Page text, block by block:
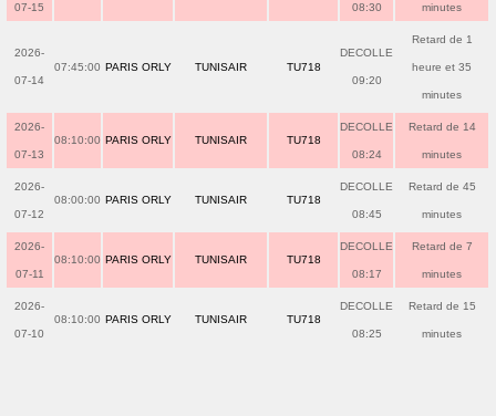
07-15 08:30 minutes
2026-
07-14
07:45:00 PARIS ORLY TUNISAIR TU718
DECOLLE
09:20
Retard de 1
heure et 35
minutes
2026-
07-13
08:10:00 PARIS ORLY TUNISAIR TU718
DECOLLE
08:24
Retard de 14
minutes
2026-
07-12
08:00:00 PARIS ORLY TUNISAIR TU718
DECOLLE
08:45
Retard de 45
minutes
2026-
07-11
08:10:00 PARIS ORLY TUNISAIR TU718
DECOLLE
08:17
Retard de 7
minutes
2026-
07-10
08:10:00 PARIS ORLY TUNISAIR TU718
DECOLLE
08:25
Retard de 15
minutes